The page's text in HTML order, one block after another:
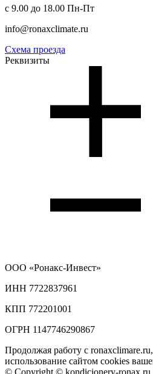
с 9.00 до 18.00 Пн-Пт
info@ronaxclimate.ru
Схема проезда
Реквизиты
ООО «Ронакс-Инвест»
ИНН 7722837961
КПП 772201001
ОГРН 1147746290867
Продолжая работу с
использование сайтом cookies
© Copyright © kondicionery-ronax.ru